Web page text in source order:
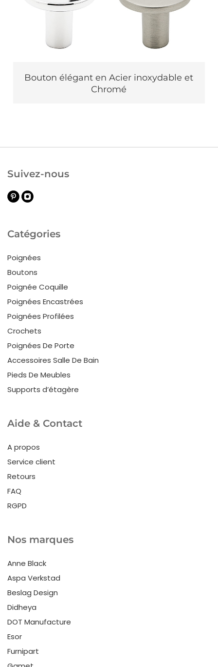
Bouton élégant en Acier inoxydable et
Chromé
Catégories
Poignées
Boutons
Poignée Coquille
Poignées Encastrées
Poignées Profilées
Crochets
Poignées De Porte
Accessoires Salle De Bain
Pieds De Meubles
Supports d’étagère
Aide & Contact
A propos
Service client
Retours
FAQ
RGPD
Nos marques
Anne Black
Aspa Verkstad
Beslag Design
Didheya
DOT Manufacture
Esor
Furnipart
Suivez-nous